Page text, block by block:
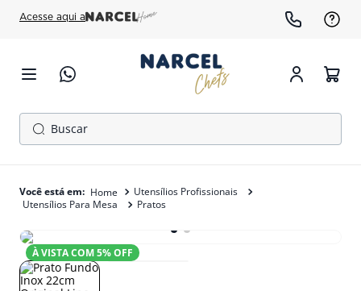
Acesse aqui a
Buscar
Utensílios Profissionais
Utensílios Para Mesa
Pratos
À VISTA COM5% OFF
1º
cafeteira
3º
freezer
4º
fogão